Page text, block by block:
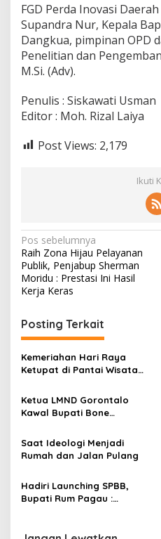
FGD Perda Inovasi
Supandra Nur, Kepala
Dangkua, pimpinan OPD
Penelitian dan
M.Si. (Adv).
Penulis : Siskawati Usman
Editor : Moh. Rizal Laiya
Post Views: 2,179
Ikuti
N
a
v
g
a
s
p
o
s
Pos sebelumnya
Raih Zona Hijau Pelayanan
Publik, Penjabup Sherman
Moridu : Prestasi Ini Hasil
Kerja Keras
Posting Terkait
Kemeriahan Hari Raya
Ketupat di Pantai Wisata
Ketua LMND Gorontalo
Kawal Bupati Bone
Dorong Sekolah Rakyat
Putus Rantai Kemiskinan
Saat Ideologi Menjadi
Rumah dan Jalan Pulang
Hadiri Launching SPBB,
Bupati Rum Pagau :
Perjalanan Manusia